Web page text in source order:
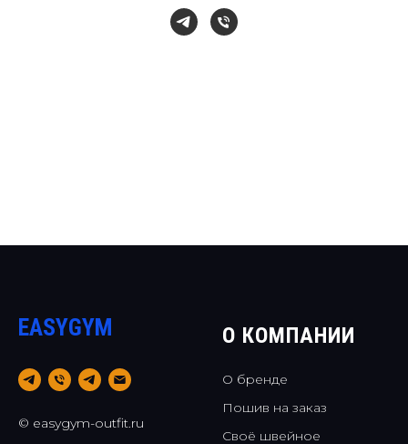
EASYGYM
© easygym-outfit.ru
О КОМПАНИИ
О бренде
Пошив на заказ
Своё швейное